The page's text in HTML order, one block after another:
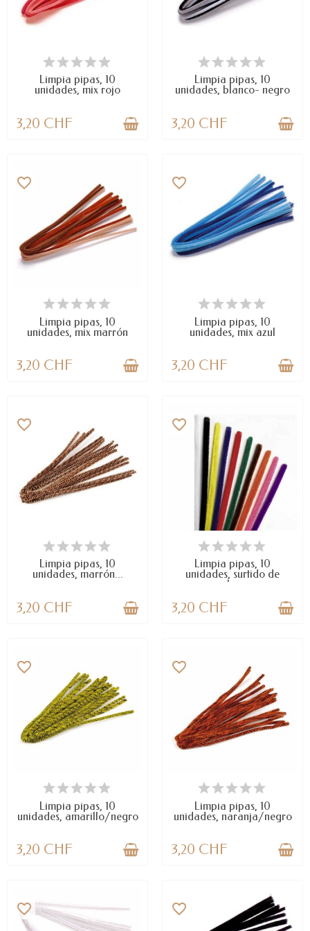
DISPONIBLE
Limpia pipas, 10
unidades, mix rojo
3,20 CHF
DISPONIBLE
Limpia pipas, 10
unidades, blanco- negro
3,20 CHF
DISPONIBLE
favorite_border
Limpia pipas, 10
unidades, mix marrón
3,20 CHF
DISPONIBLE
favorite_border
Limpia pipas, 10
unidades, mix azul
3,20 CHF
DISPONIBLE
favorite_border
Limpia pipas, 10
unidades, marrón...
3,20 CHF
DISPONIBLE
favorite_border
Limpia pipas, 10
unidades, surtido de
colores
3,20 CHF
DISPONIBLE
favorite_border
Limpia pipas, 10
unidades, amarillo/negro
3,20 CHF
DISPONIBLE
favorite_border
Limpia pipas, 10
unidades, naranja/negro
3,20 CHF
favorite_border favorite_border